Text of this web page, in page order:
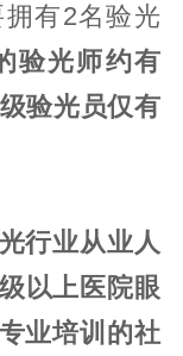
有2名验光
验光师约有
验光员仅有
行业从业人
以上医院眼
业培训的社